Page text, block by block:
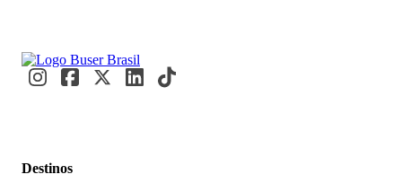
Destinos